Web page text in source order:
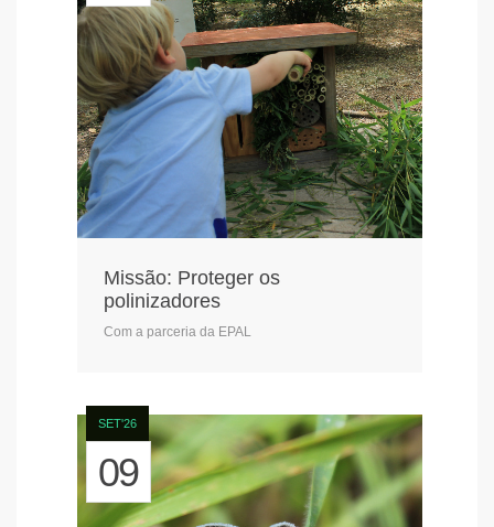
Missão: Proteger os
polinizadores
Com a parceria da EPAL
SET'26
09